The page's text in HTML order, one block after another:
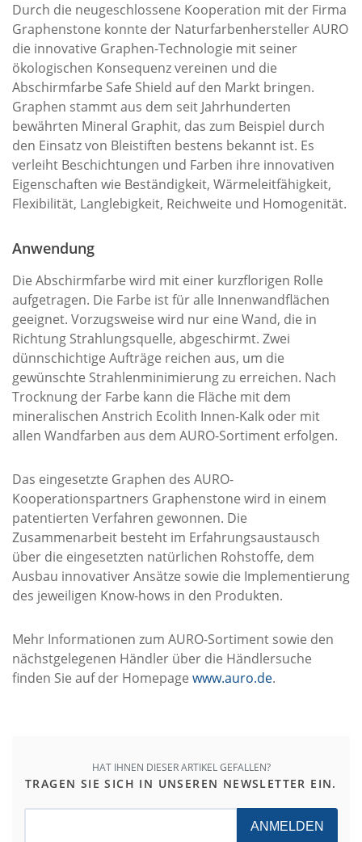
Durch die neugeschlossene Kooperation mit der Firma
Graphenstone konnte der Naturfarbenhersteller AURO
die innovative Graphen-Technologie mit seiner
ökologischen Konsequenz vereinen und die
Abschirmfarbe Safe Shield auf den Markt bringen.
Graphen stammt aus dem seit Jahrhunderten
bewährten Mineral Graphit, das zum Beispiel durch
den Einsatz von Bleistiften bestens bekannt ist. Es
verleiht Beschichtungen und Farben ihre innovativen
Eigenschaften wie Beständigkeit, Wärmeleitfähigkeit,
Flexibilität, Langlebigkeit, Reichweite und Homogenität.
Anwendung
Die Abschirmfarbe wird mit einer kurzflorigen Rolle
aufgetragen. Die Farbe ist für alle Innenwandflächen
geeignet. Vorzugsweise wird nur eine Wand, die in
Richtung Strahlungsquelle, abgeschirmt. Zwei
dünnschichtige Aufträge reichen aus, um die
gewünschte Strahlenminimierung zu erreichen. Nach
Trocknung der Farbe kann die Fläche mit dem
mineralischen Anstrich Ecolith Innen-Kalk oder mit
allen Wandfarben aus dem AURO-Sortiment erfolgen.
Das eingesetzte Graphen des AURO-
Kooperationspartners Graphenstone wird in einem
patentierten Verfahren gewonnen. Die
Zusammenarbeit besteht im Erfahrungsaustausch
über die eingesetzten natürlichen Rohstoffe, dem
Ausbau innovativer Ansätze sowie die Implementierung
des jeweiligen Know-hows in den Produkten.
Mehr Informationen zum AURO-Sortiment sowie den
nächstgelegenen Händler über die Händlersuche
finden Sie auf der Homepage www.auro.de.
HAT IHNEN DIESER ARTIKEL GEFALLEN?
TRAGEN SIE SICH IN UNSEREN NEWSLETTER EIN.
ANMELDEN